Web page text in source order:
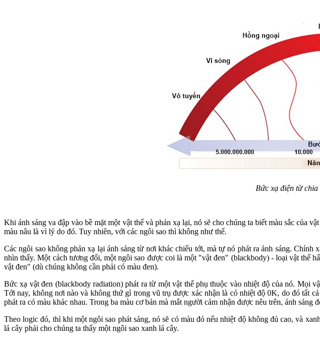
Bức xạ điện từ
Khi ánh sáng va đập vào bề mặt một vật thể và phản xạ lại, nó sẽ cho chúng ta biết màu sắc của
màu nâu là vì lý do đó. Tuy nhiên, với các ngôi sao thì không như thế.
Các ngôi sao không phản xạ lại ánh sáng từ nơi khác chiếu tới, mà tự nó phát ra ánh sáng.
nhìn thấy. Một cách tương đối, một ngôi sao được coi là một "vật đen" (blackbody) - loại vật thể
vật đen" (dù chúng không cần phải có màu đen).
Bức xạ vật đen (blackbody radiation) phát ra từ một vật thể phụ thuộc vào nhiệt độ của nó.
Tới nay, không nơi nào và không thứ gì trong vũ trụ được xác nhận là có nhiệt độ 0K, do đó tất
phát ra có màu khác nhau. Trong ba màu cơ bản mà mắt người cảm nhận được nêu trên, ánh
Theo logic đó, thì khi một ngôi sao phát sáng, nó sẽ có màu đỏ nếu nhiệt độ không đủ cao, và
lá cây phải cho chúng ta thấy một ngôi sao xanh lá cây.